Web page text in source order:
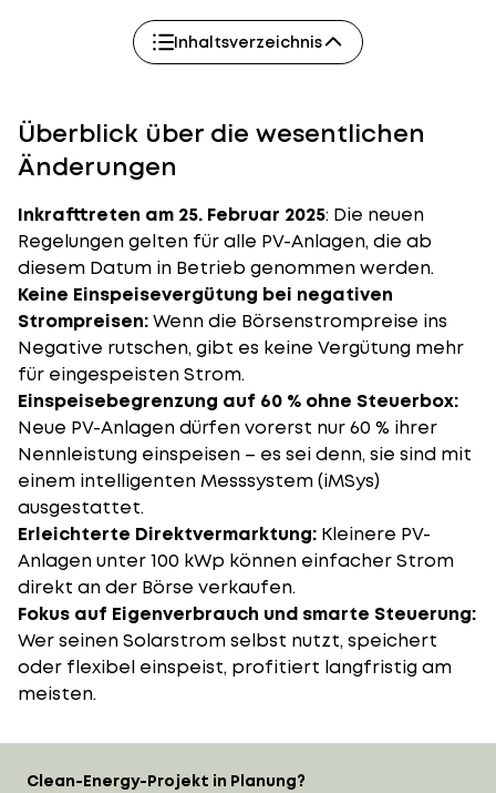
Inhaltsverzeichnis
Überblick über die wesentlichen
Änderungen
Inkrafttreten am 25. Februar 2025: Die neuen
Regelungen gelten für alle PV-Anlagen, die ab
diesem Datum in Betrieb genommen werden.
Keine Einspeisevergütung bei negativen
Strompreisen:Wenn die Börsenstrompreise ins
Negative rutschen, gibt es keine Vergütung mehr
für eingespeisten Strom.
Einspeisebegrenzung auf 60 % ohne Steuerbox:
Neue PV-Anlagen dürfen vorerst nur 60 % ihrer
Nennleistung einspeisen – es sei denn, sie sind mit
einem intelligenten Messsystem (iMSys)
ausgestattet.
Erleichterte Direktvermarktung: Kleinere PV-
Anlagen unter 100 kWp können einfacher Strom
direkt an der Börse verkaufen.
Fokus auf Eigenverbrauch und smarte Steuerung:
Wer seinen Solarstrom selbst nutzt, speichert
oder flexibel einspeist, profitiert langfristig am
meisten.
Clean-Energy-Projekt in Planung?